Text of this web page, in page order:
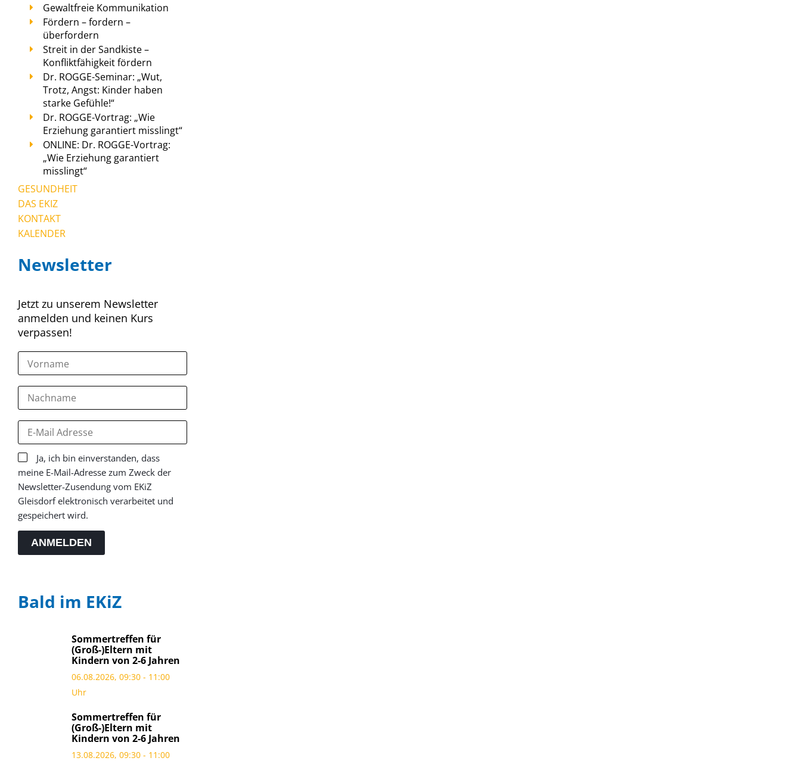
Gewaltfreie Kommunikation
Fördern – fordern –
überfordern
Streit in der Sandkiste –
Konfliktfähigkeit fördern
Dr. ROGGE-Seminar: „Wut,
Trotz, Angst: Kinder haben
starke Gefühle!“
Dr. ROGGE-Vortrag: „Wie
Erziehung garantiert misslingt“
ONLINE: Dr. ROGGE-Vortrag:
„Wie Erziehung garantiert
misslingt“
GESUNDHEIT
DAS EKIZ
KONTAKT
KALENDER
Newsletter
Jetzt zu unserem Newsletter
anmelden und keinen Kurs
verpassen!
Ja, ich bin einverstanden, dass
meine E-Mail-Adresse zum Zweck der
Newsletter-Zusendung vom EKiZ
Gleisdorf elektronisch verarbeitet und
gespeichert wird.
ANMELDEN
Bald im EKiZ
Sommertreffen für
(Groß-)Eltern mit
Kindern von 2-6 Jahren
06.08.2026, 09:30 - 11:00
Uhr
Sommertreffen für
(Groß-)Eltern mit
Kindern von 2-6 Jahren
13.08.2026, 09:30 - 11:00